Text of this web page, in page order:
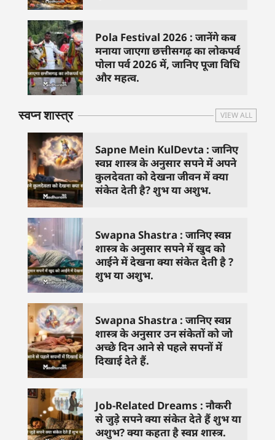
Pola Festival 2026 : जानेंगे कब
मनाया जाएगा छत्तीसगढ़ का लोकपर्व
पोला पर्व 2026 में, जानिए पूजा विधि
और महत्व.
स्वप्न शास्त्र VIEW ALL
Sapne Mein KulDevta : जानिए
स्वप्न शास्त्र के अनुसार सपने में अपने
कुलदेवता को देखना जीवन में क्या
संकेत देती है? शुभ या अशुभ.
Swapna Shastra : जानिए स्वप्न
शास्त्र के अनुसार सपने में खुद को
आईने में देखना क्या संकेत देती है ?
शुभ या अशुभ.
Swapna Shastra : जानिए स्वप्न
शास्त्र के अनुसार उन संकेतों को जो
अच्छे दिन आने से पहले सपनों में
दिखाई देते हैं.
Job-Related Dreams : नौकरी
से जुड़े सपने क्या संकेत देते हैं शुभ या
अशुभ? क्या कहता है स्वप्न शास्त्र.